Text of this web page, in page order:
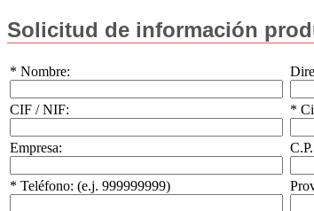
Solicitud de información
* Nombre:
CIF / NIF: *
Empresa:
* Teléfono: (e.j. 999999999)